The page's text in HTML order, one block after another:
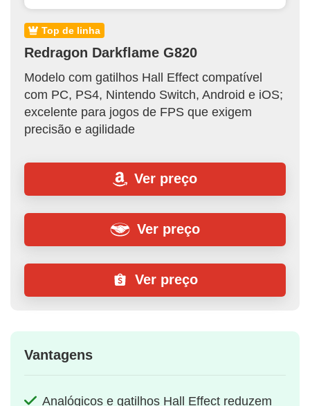
top de linha
Redragon Darkflame G820
Modelo com gatilhos Hall Effect compatível
com PC, PS4, Nintendo Switch, Android e iOS;
excelente para jogos de FPS que exigem
precisão e agilidade
Ver preço
Ver preço
Ver preço
Vantagens
Analógicos e gatilhos Hall Effect reduzem